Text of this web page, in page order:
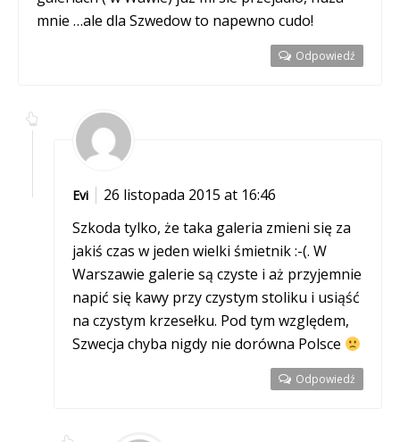
mnie …ale dla Szwedow to napewno cudo!
Odpowiedź
Evi
26 listopada 2015 at 16:46
Szkoda tylko, że taka galeria zmieni się za
jakiś czas w jeden wielki śmietnik :-(. W
Warszawie galerie są czyste i aż przyjemnie
napić się kawy przy czystym stoliku i usiąść
na czystym krzesełku. Pod tym względem,
Szwecja chyba nigdy nie dorówna Polsce
Odpowiedź